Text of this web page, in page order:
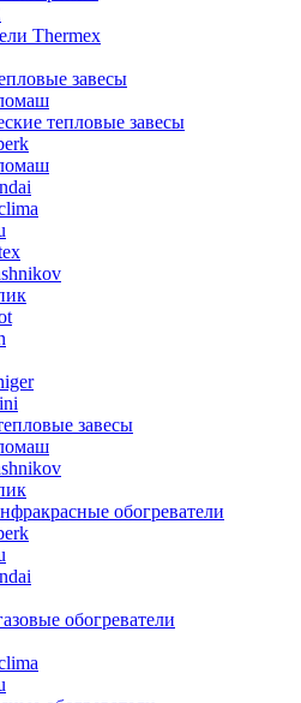
Thermex
завесы
тепловые завесы
завесы
обогреватели
обогреватели